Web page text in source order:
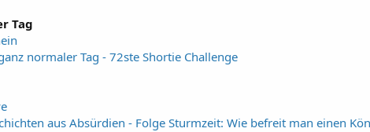
Tag
normaler Tag - 72ste Shortie Challenge
aus Absürdien - Folge Sturmzeit: Wie befreit man einen